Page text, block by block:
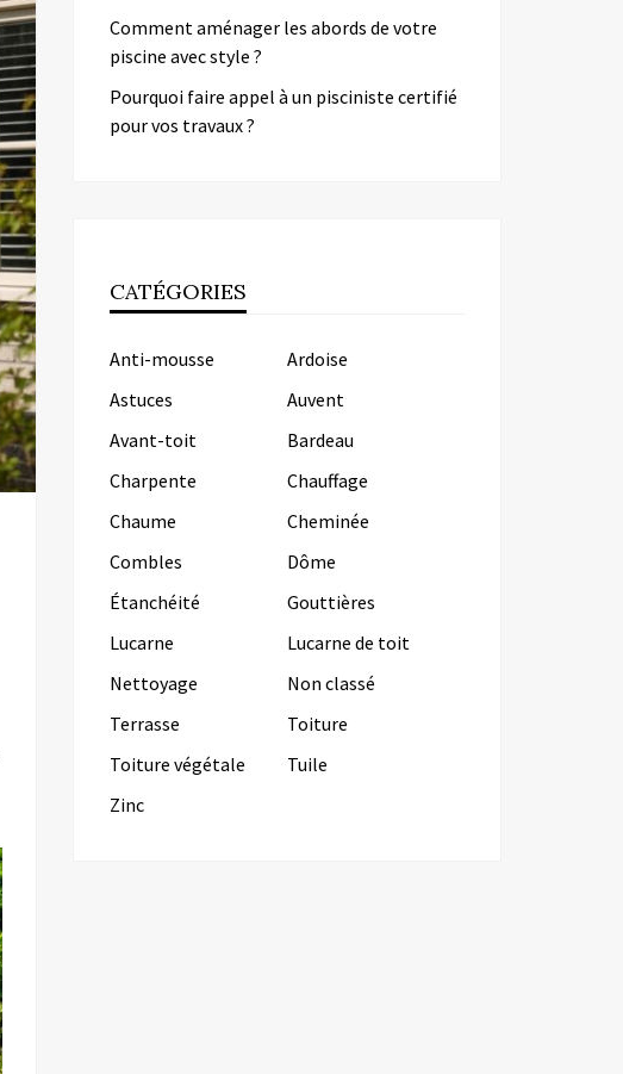
Comment aménager les abords de votre
piscine avec style ?
Pourquoi faire appel à un pisciniste certifié
pour vos travaux ?
CATÉGORIES
Anti-mousse
Ardoise
Astuces
Auvent
Avant-toit
Bardeau
Charpente
Chauffage
Chaume
Cheminée
Combles
Dôme
Étanchéité
Gouttières
Lucarne
Lucarne de toit
Nettoyage
Non classé
Terrasse
Toiture
Toiture végétale
Tuile
Zinc